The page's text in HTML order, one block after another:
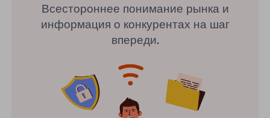
Всестороннее понимание рынка и
информация о конкурентах на шаг
впереди.